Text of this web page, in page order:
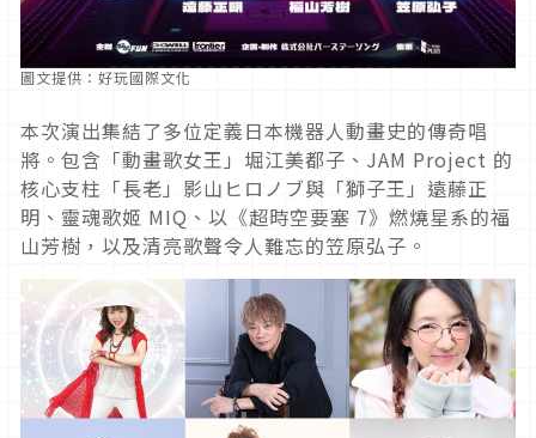
圖文提供：好玩國際文化
本次演出集結了多位定義日本機器人動畫史的傳奇唱
將。包含「動畫歌女王」堀江美都子、JAM Project 的
核心支柱「長老」影山ヒロノブ與「獅子王」遠藤正
明、靈魂歌姬 MIQ、以《超時空要塞 7》燃燒星系的福
山芳樹，以及清亮歌聲令人難忘的笠原弘子。